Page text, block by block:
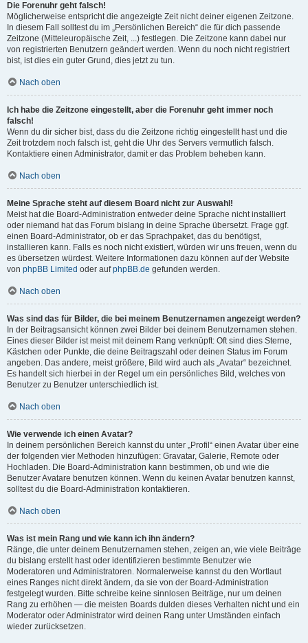
Die Forenuhr geht falsch!
Möglicherweise entspricht die angezeigte Zeit nicht deiner eigenen Zeitzone.
In diesem Fall solltest du im „Persönlichen Bereich“ die für dich passende
Zeitzone (Mitteleuropäische Zeit, ...) festlegen. Die Zeitzone kann dabei nur
von registrierten Benutzern geändert werden. Wenn du noch nicht registriert
bist, ist dies ein guter Grund, dies jetzt zu tun.
Nach oben
Ich habe die Zeitzone eingestellt, aber die Forenuhr geht immer noch
falsch!
Wenn du dir sicher bist, dass du die Zeitzone richtig eingestellt hast und die
Zeit trotzdem noch falsch ist, geht die Uhr des Servers vermutlich falsch.
Kontaktiere einen Administrator, damit er das Problem beheben kann.
Nach oben
Meine Sprache steht auf diesem Board nicht zur Auswahl!
Meist hat die Board-Administration entweder deine Sprache nicht installiert
oder niemand hat das Forum bislang in deine Sprache übersetzt. Frage ggf.
einen Board-Administrator, ob er das Sprachpaket, das du benötigst,
installieren kann. Falls es noch nicht existiert, würden wir uns freuen, wenn du
es übersetzen würdest. Weitere Informationen dazu können auf der Website
von phpBB Limited oder aufphpBB.de gefunden werden.
Nach oben
Was sind das für Bilder, die bei meinem Benutzernamen angezeigt werden?
In der Beitragsansicht können zwei Bilder bei deinem Benutzernamen stehen.
Eines dieser Bilder ist meist mit deinem Rang verknüpft: Oft sind dies Sterne,
Kästchen oder Punkte, die deine Beitragszahl oder deinen Status im Forum
angeben. Das andere, meist größere, Bild wird auch als „Avatar“ bezeichnet.
Es handelt sich hierbei in der Regel um ein persönliches Bild, welches von
Benutzer zu Benutzer unterschiedlich ist.
Nach oben
Wie verwende ich einen Avatar?
In deinem persönlichen Bereich kannst du unter „Profil“ einen Avatar über eine
der folgenden vier Methoden hinzufügen: Gravatar, Galerie, Remote oder
Hochladen. Die Board-Administration kann bestimmen, ob und wie die
Benutzer Avatare benutzen können. Wenn du keinen Avatar benutzen kannst,
solltest du die Board-Administration kontaktieren.
Nach oben
Was ist mein Rang und wie kann ich ihn ändern?
Ränge, die unter deinem Benutzernamen stehen, zeigen an, wie viele Beiträge
du bislang erstellt hast oder identifizieren bestimmte Benutzer wie
Moderatoren und Administratoren. Normalerweise kannst du den Wortlaut
eines Ranges nicht direkt ändern, da sie von der Board-Administration
festgelegt wurden. Bitte schreibe keine sinnlosen Beiträge, nur um deinen
Rang zu erhöhen — die meisten Boards dulden dieses Verhalten nicht und ein
Moderator oder Administrator wird deinen Rang unter Umständen einfach
wieder zurücksetzen.